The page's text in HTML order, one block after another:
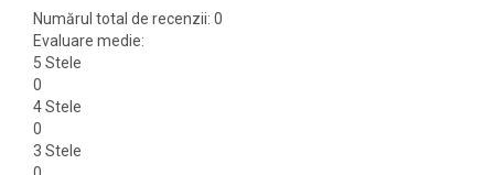
Numărul total de recenzii: 0
Evaluare medie:
5 Stele
0
4 Stele
0
3 Stele